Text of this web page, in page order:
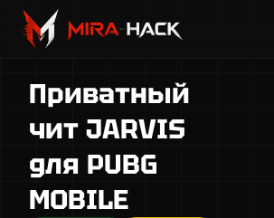
Каталог
Новости
Поддержка
Гарантии
Контакты
Приватный
чит JARVIS
для PUBG
MOBILE